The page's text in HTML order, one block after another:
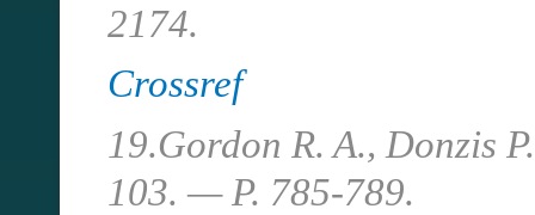
2174.
Crossref
19.Gordon R. A., Donzis
103. — P. 785-789.